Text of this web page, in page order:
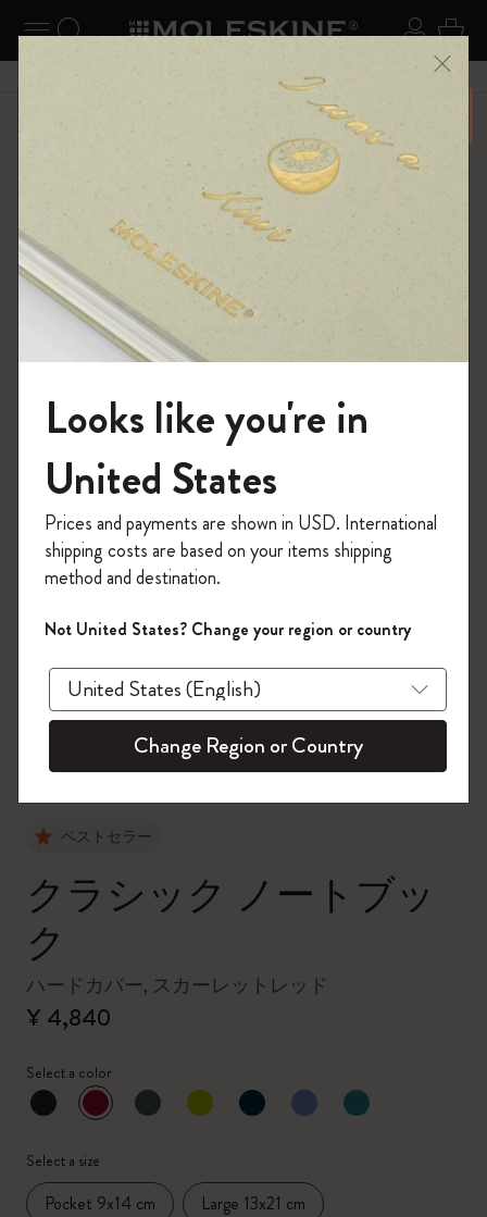
ナビゲーションの切替 ログ
検索 (キーワードなど) カ
6,500円以上のご購入で送料無料 メニ
ーを閉じる
ショップ The Original Notebook
ベストセラー
クラシック ノートブッ
ク
ハードカバー, スカーレットレッド
¥ 4,840
Select a color
選択済
*選択したカラー
Select a size
Pocket 9x14 cm Large 13x21 cm
モレスキンの世界へようこそ
「WELCOME10」を入力すると、初回注
文が10%オフ＋送料無料になります。セ
ール・アウトレット品は適用外。
Moleskineアカウントを作成して限定オフ
ァーや会員特典、さらに多くのインスピ
レーションを手に入れましょう。
今すぐ会員登録 !
Looks like you're in
United States
Prices and payments are shown in USD. International
shipping costs are based on your items shipping
method and destination.
Not United States? Change your region or country
Change Region or Country